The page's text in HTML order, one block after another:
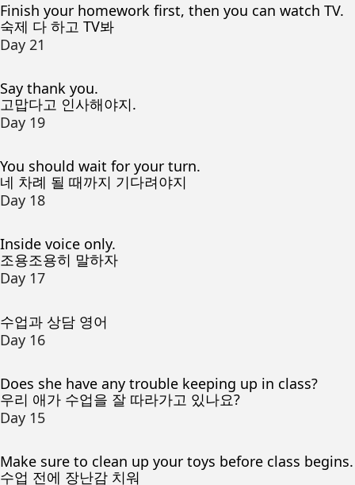
Finish your homework first, then you can watch TV.
숙제 다 하고 TV봐
Day 21
Say thank you.
고맙다고 인사해야지.
Day 19
You should wait for your turn.
네 차례 될 때까지 기다려야지
Day 18
Inside voice only.
조용조용히 말하자
Day 17
수업과 상담 영어
Day 16
Does she have any trouble keeping up in class?
우리 애가 수업을 잘 따라가고 있나요?
Day 15
Make sure to clean up your toys before class begins.
수업 전에 장난감 치워